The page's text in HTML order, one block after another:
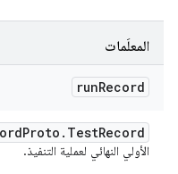
المعلَمات
runRecord
Proto . TestRecord
الأولي النهائي لعملية التنفيذ.